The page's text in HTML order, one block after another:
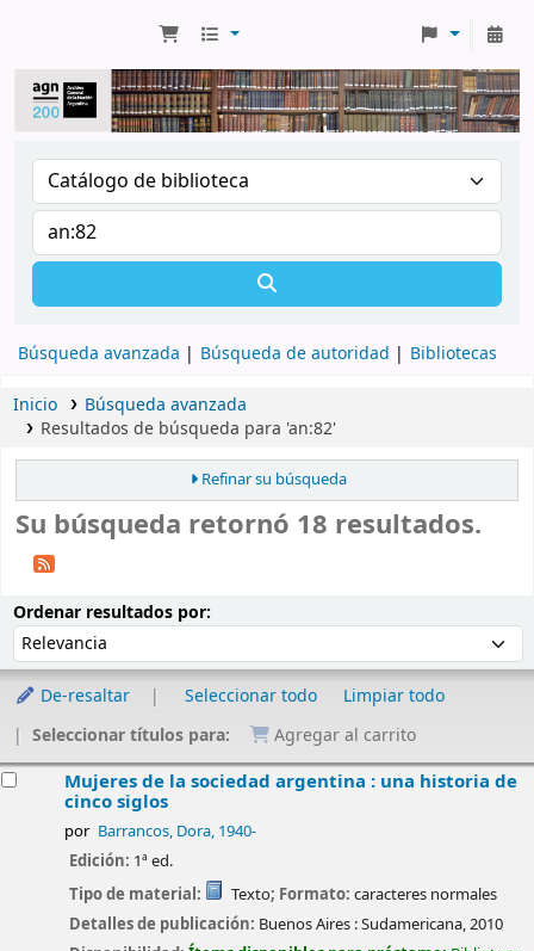
Búsqueda avanzada Búsqueda de autoridad Bibliotecas
Inicio
Búsqueda avanzada
Resultados de búsqueda para 'an:82'
Refinar su búsqueda
Su búsqueda retornó 18 resultados.
Ordenar resultados por:
De-resaltar Seleccionar todo
Limpiar todo
Seleccionar títulos para:
Agregar al carrito
Mujeres de la sociedad argentina : una historia de
cinco siglos
por Barrancos, Dora, 1940-
Edición: 1ª ed.
Tipo de material:
Texto; Formato: caracteres normales
Detalles de publicación: Buenos Aires :Sudamericana,2010